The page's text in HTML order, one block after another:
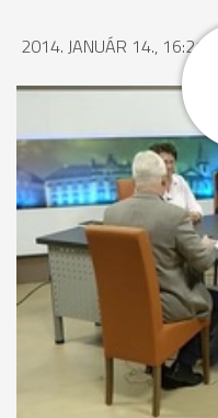
2014. JANUÁR 14., 16:21